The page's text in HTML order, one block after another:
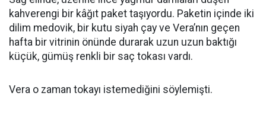
kahverengi bir kâğıt paket taşıyordu. Paketin içinde iki
dilim medovik, bir kutu siyah çay ve Vera’nın geçen
hafta bir vitrinin önünde durarak uzun uzun baktığı
küçük, gümüş renkli bir saç tokası vardı.
Vera o zaman tokayı istemediğini söylemişti.